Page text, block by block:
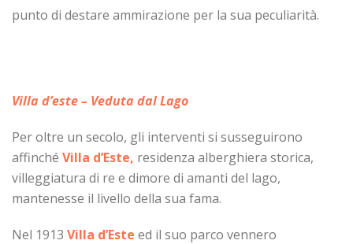
punto di destare ammirazione per la sua peculiarità.
Villa d’este – Veduta dal Lago
Per oltre un secolo, gli interventi si susseguirono
affinché Villa d’Este, residenza alberghiera storica,
villeggiatura di re e dimore di amanti del lago,
mantenesse il livello della sua fama.
Nel 1913 Villa d’Este ed il suo parco vennero